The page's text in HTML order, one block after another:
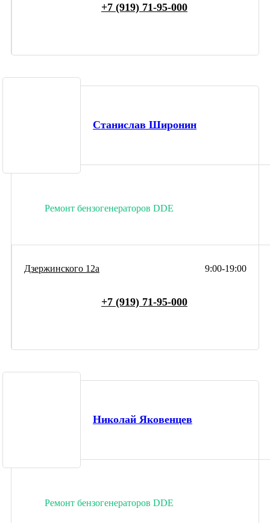
+7 (919) 71-95-000
Станислав Широнин
Ремонт бензогенераторов DDE
9:00-19:00
Дзержинского 12а
+7 (919) 71-95-000
Николай Яковенцев
Ремонт бензогенераторов DDE